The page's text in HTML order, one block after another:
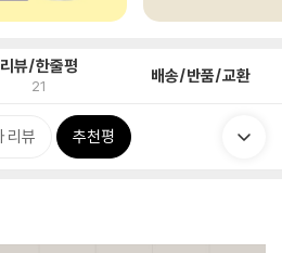
리뷰/한줄평
21 배송/반품/교환
리뷰 추천평